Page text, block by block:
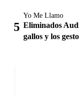
Yo Me Llamo
Eliminados
gallos y los